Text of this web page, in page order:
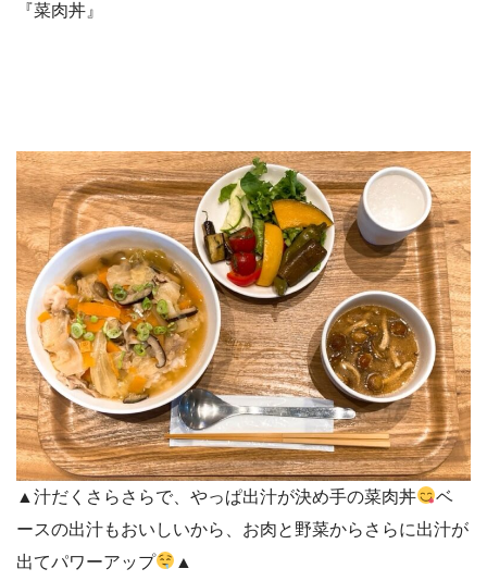
『菜肉丼』
▲汁だくさらさらで、やっぱ出汁が決め手の菜肉丼
ベ
ースの出汁もおいしいから、お肉と野菜からさらに出汁が
出てパワーアップ
▲